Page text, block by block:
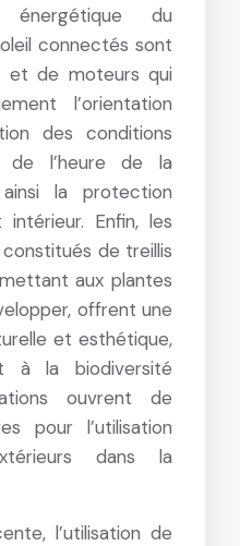
énergétique du
connectés sont
et de moteurs qui
l’orientation
des conditions
de l’heure de la
la protection
Enfin, les
de treillis
aux plantes
offrent une
et esthétique,
à la biodiversité
ouvrent de
pour l’utilisation
dans la
l’utilisation de